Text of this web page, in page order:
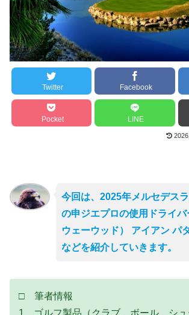
Twitter Facebook
Pocket LINE
今回は、2025年メルセデス
の申ジエプロの使用ドライ
ウェーウッド） アイアン パ
などを紹介していきます。
□ 筆者情報
1 ゴルフ製品（クラブ、ボール、シュ